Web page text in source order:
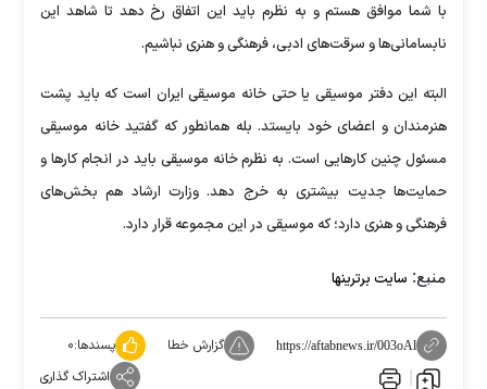
با شما موافق هستم و به نظرم باید این اتفاق رخ دهد تا شاهد این
نابسامانی‌ها و سرقت‌های ادبی، فرهنگی و هنری نباشیم.
البته این دفتر موسیقی یا حتی خانه موسیقی ایران است که باید پشت
هنرمندان و اعضای خود بایستد. بله همانطور که گفتید خانه موسیقی
مسئول چنین کار‌هایی است. به نظرم خانه موسیقی باید در انجام کار‌ها و
حمایت‌ها جدیت بیشتری به خرج دهد. وزارت ارشاد هم بخش‌های
فرهنگی و هنری دارد؛ که موسیقی در این مجموعه قرار دارد.
منبع: سایت برترینها
https://aftabnews.ir/003oAl گزارش خطا پسندها:۰
اشتراک گذاری